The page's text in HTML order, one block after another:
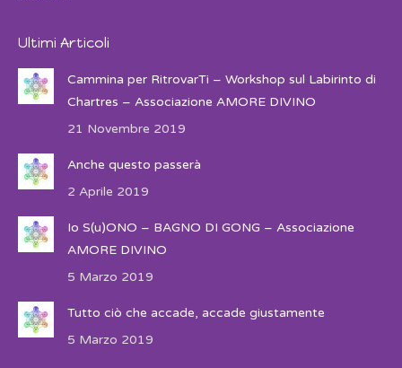
Ultimi Articoli
Cammina per RitrovarTi – Workshop sul Labirinto di
Chartres – Associazione AMORE DIVINO
21 Novembre 2019
Anche questo passerà
2 Aprile 2019
Io S(u)ONO – BAGNO DI GONG – Associazione
AMORE DIVINO
5 Marzo 2019
Tutto ciò che accade, accade giustamente
5 Marzo 2019